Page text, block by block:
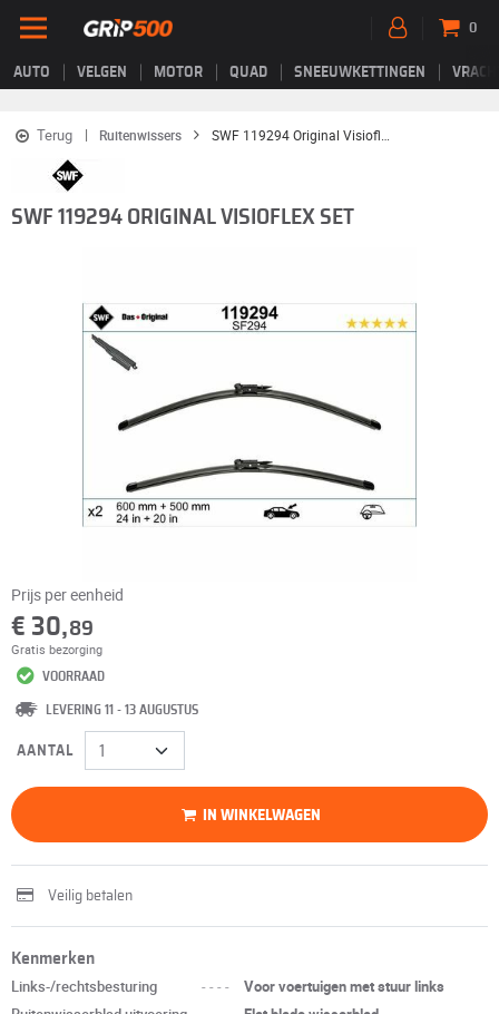
AUTO VELGEN MOTOR QUAD SNEEUWKETTINGEN
0
Terug Ruitenwissers
SWF 119294 ORIGINAL VISIOFLEX SET
Prijs per eenheid
€ 30,89
Gratis bezorging
VOORRAAD
LEVERING 11 - 13 AUGUSTUS
AANTAL
IN WINKELWAGEN
Veilig betalen
Kenmerken
Links-/rechtsbesturing ----
Voor voertuigen met stuur links